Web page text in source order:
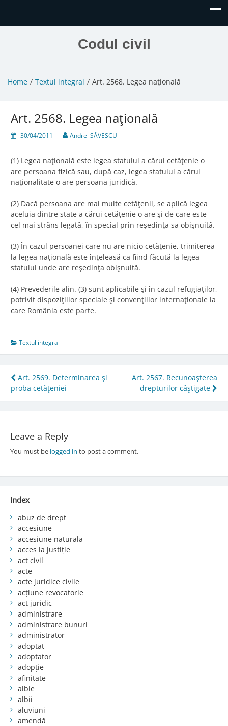
Codul civil
Home Textul integral Art. 2568. Legea naţională
Art. 2568. Legea naţională
30/04/2011 Andrei SĂVESCU
(1) Legea naţională este legea statului a cărui cetăţenie o
are persoana fizică sau, după caz, legea statului a cărui
naţionalitate o are persoana juridică.
(2) Dacă persoana are mai multe cetăţenii, se aplică legea
aceluia dintre state a cărui cetăţenie o are şi de care este
cel mai strâns legată, în special prin reşedinţa sa obişnuită.
(3) În cazul persoanei care nu are nicio cetăţenie, trimiterea
la legea naţională este înţeleasă ca fiind făcută la legea
statului unde are reşedinţa obişnuită.
(4) Prevederile alin. (3) sunt aplicabile şi în cazul refugiaţilor,
potrivit dispoziţiilor speciale şi convenţiilor internaţionale la
care România este parte.
Textul integral
Post
navigation
Art. 2569. Determinarea şi
proba cetăţeniei
Art. 2567. Recunoaşterea
drepturilor câştigate
Leave a Reply
You must be logged in to post a comment.
Index
abuz de drept
accesiune
accesiune naturala
acces la justiție
act civil
acte
acte juridice civile
acțiune revocatorie
act juridic
administrare
administrare bunuri
administrator
adoptat
adoptator
adopție
afinitate
albie
albii
aluviuni
amendă